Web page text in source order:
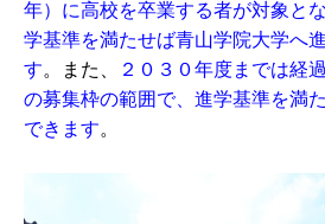
年）に高校を卒業する者が対象と
学基準を満たせば青山学院大学へ
す。また、
２０３０年度までは経
の募集枠の範囲で、進学基準を満
できます。